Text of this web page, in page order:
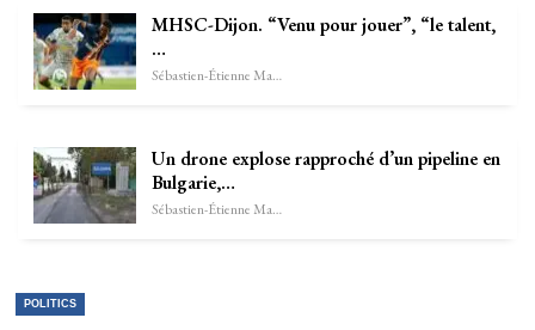
MHSC-Dijon. “Venu pour jouer”, “le talent,
…
Sébastien-Étienne Marechal
Un drone explose rapproché d’un pipeline en
Bulgarie,…
Sébastien-Étienne Marechal
POLITICS